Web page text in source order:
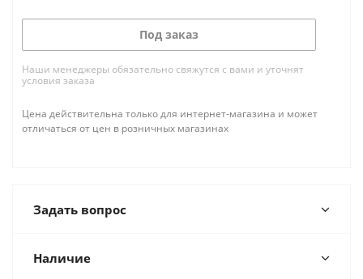
Под заказ
Наши менеджеры обязательно свяжутся с вами и уточнят
условия заказа
Цена действительна только для интернет-магазина и может
отличаться от цен в розничных магазинах
Задать вопрос
Наличие